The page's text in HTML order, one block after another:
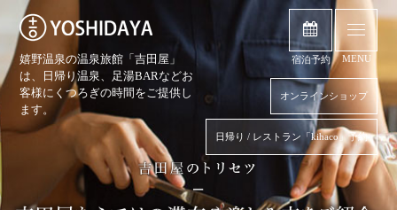
嬉野温泉の温泉旅館「吉田屋」
は、日帰り温泉、 足湯BARなどお
客様にくつろぎの時間をご提供し
ます。
オンラインショップ
日帰り / レストラン「kihaco」予約
宿泊予約 MENU